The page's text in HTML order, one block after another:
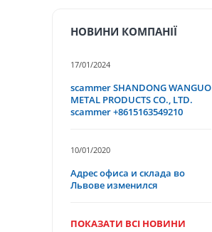
НОВИНИ КОМПАНІЇ
17/01/2024
scammer SHANDONG WANGUO
METAL PRODUCTS CO., LTD.
scammer +8615163549210
10/01/2020
Адрес офиса и склада во
Львове изменился
ПОКАЗАТИ ВСІ НОВИНИ